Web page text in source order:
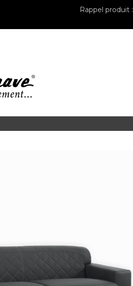
Rappel produit :